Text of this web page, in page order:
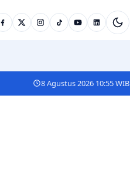
8 Agustus 2026 10:55 WIB